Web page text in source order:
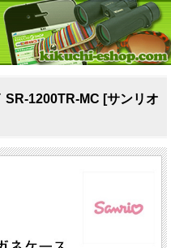
SR-1200TR-MC [サンリオ